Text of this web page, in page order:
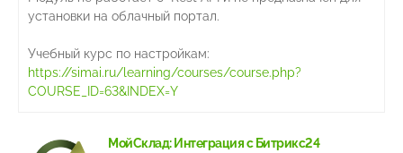
установки на облачный портал.
Учебный курс по настройкам:
https://simai.ru/learning/courses/course.php?
COURSE_ID=63&INDEX=Y
МойСклад: Интеграция с Битрикс24